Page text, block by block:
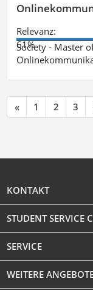
Relevanz:
61%
Society - Master
« 1 2 3
KONTAKT
STUDENT SERVICE
SERVICE
WEITERE